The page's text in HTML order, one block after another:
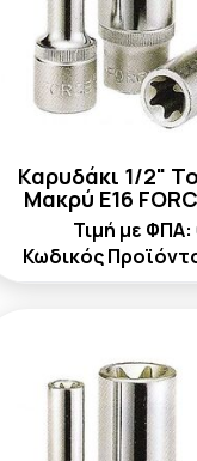
Καρυδάκι 1/2"
Μακρύ E16
Τιμή με ΦΠΑ:
Κωδικός